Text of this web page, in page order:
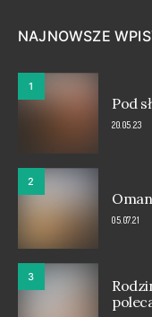
NAJNOWSZE
1
Pod
20.05.23
2
05.07.21
3